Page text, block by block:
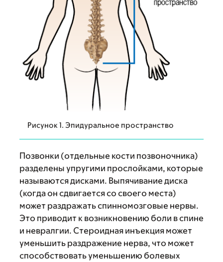
Рисунок 1. Эпидуральное пространство
Позвонки (отдельные кости позвоночника)
разделены упругими прослойками, которые
называются дисками. Выпячивание диска
(когда он сдвигается со своего места)
может раздражать спинномозговые нервы.
Это приводит к возникновению боли в спине
и невралгии. Стероидная инъекция может
уменьшить раздражение нерва, что может
способствовать уменьшению болевых